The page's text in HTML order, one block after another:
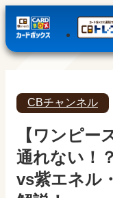
CBチャンネル
【ワンピー
通れない！
vs紫エネル